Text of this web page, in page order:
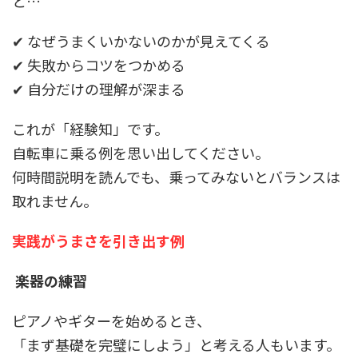
✔ なぜうまくいかないのかが見えてくる
✔ 失敗からコツをつかめる
✔ 自分だけの理解が深まる
これが「経験知」です。
自転車に乗る例を思い出してください。
何時間説明を読んでも、乗ってみないとバランスは
取れません。
実践がうまさを引き出す例
楽器の練習
ピアノやギターを始めるとき、
「まず基礎を完璧にしよう」と考える人もいます。